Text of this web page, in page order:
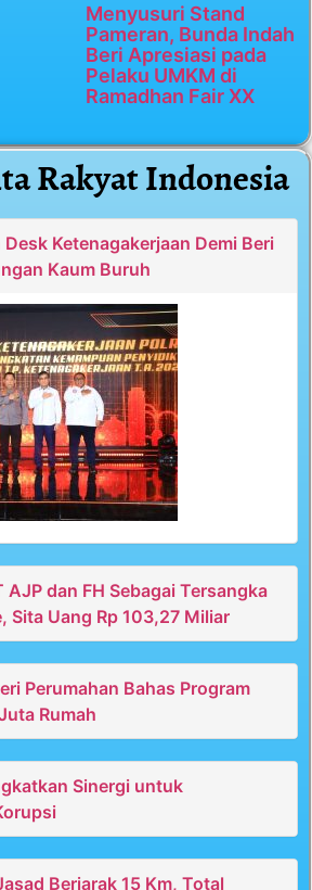
Menyusuri Stand
Pameran, Bunda Indah
Beri Apresiasi pada
Pelaku UMKM di
Ramadhan Fair XX
Rakyat Indonesia
Ketenagakerjaan Demi Beri
Kaum Buruh
AJP dan FH Sebagai Tersangka
Sita Uang Rp 103,27 Miliar
Perumahan Bahas Program
Rumah
Sinergi untuk
Berjarak 15 Km, Total